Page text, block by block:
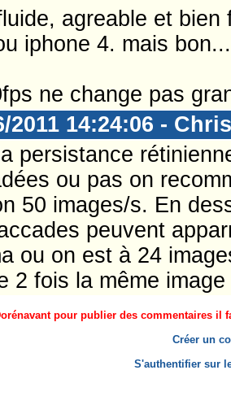
agreable et
iphone 4. mais
ne change pas
2011 14:24:06 -
persistance
ou pas on
50 images/s. En
peuvent
ou on est à 24
2 fois la même
pour publier des commentaires il
Créer un
S'authentifier sur